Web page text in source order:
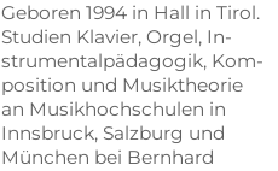
Ge­bo­ren 1994 in Hall in Ti­rol.
Stu­di­en Kla­vier, Or­gel, In­
stru­men­tal­päd­ago­gik, Kom­
po­si­ti­on und Mu­sik­theo­rie
an Mu­sik­hoch­schu­len in
Inns­bruck, Salz­burg und
Mün­chen bei Bern­hard